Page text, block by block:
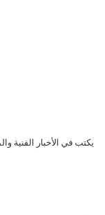
يكتب في الأخبار الفنية